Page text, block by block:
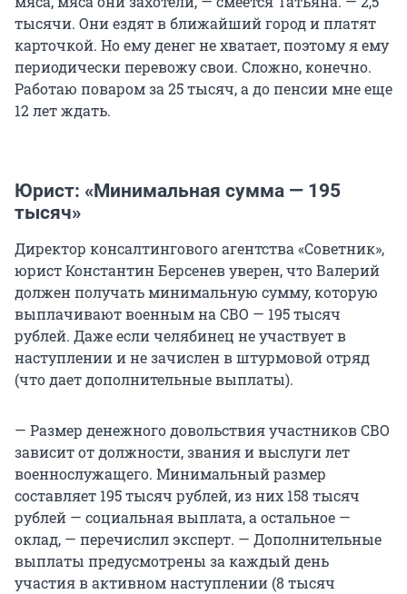
тысячи. Они ездят в ближайший город и платят
карточкой. Но ему денег не хватает, поэтому я ему
периодически перевожу свои. Сложно, конечно.
Работаю поваром за 25 тысяч, а до пенсии мне еще
12 лет ждать.
Юрист: «Минимальная сумма — 195
тысяч»
Директор консалтингового агентства «Советник»,
юрист Константин Берсенев уверен, что Валерий
должен получать минимальную сумму, которую
выплачивают военным на СВО — 195 тысяч
рублей. Даже если челябинец не участвует в
наступлении и не зачислен в штурмовой отряд
(что дает дополнительные выплаты).
— Размер денежного довольствия участников СВО
зависит от должности, звания и выслуги лет
военнослужащего. Минимальный размер
составляет 195 тысяч рублей, из них 158 тысяч
рублей — социальная выплата, а остальное —
оклад, — перечислил эксперт. — Дополнительные
выплаты предусмотрены за каждый день
участия в активном наступлении (8 тысяч